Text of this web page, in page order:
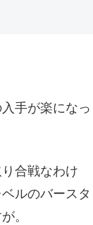
手が楽になっ
合戦なわけ
ルのバースタ
。